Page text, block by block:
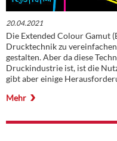
20.04.2021
Die Extended Colour Gamut
Drucktechnik zu
gestalten. Aber da diese
Druckindustrie ist, ist die
gibt aber einige
Mehr